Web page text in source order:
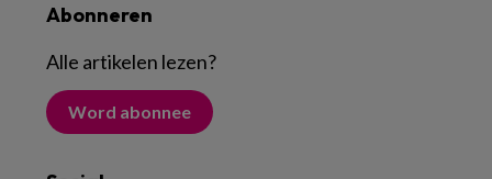
Abonneren
Alle artikelen lezen?
Word abonnee